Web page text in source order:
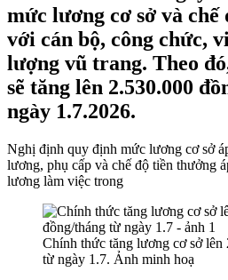
mức lương cơ sở và
với cán bộ, công chức,
lượng vũ trang. Theo
sẽ tăng lên 2.530.000
ngày 1.7.2026.
Nghị định quy định mức lương cơ sở
lương, phụ cấp và chế độ tiền thưởng
lương làm việc trong
Chính thức tăng lương cơ sở lên
từ ngày 1.7. Ảnh minh hoạ